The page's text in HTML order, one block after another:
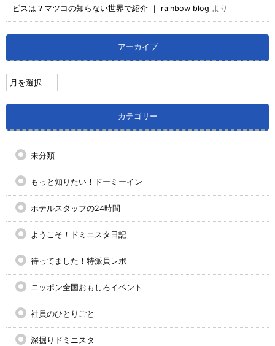
ビスは？マツコの知らない世界で紹介 ｜ rainbow blog より
アーカイブ
カテゴリー
未分類
もっと知りたい！ドーミーイン
ホテルスタッフの24時間
ようこそ！ドミニスタ日記
待ってました！特派員レポ
ニッポン全国おもしろイベント
社員のひとりごと
深掘りドミニスタ